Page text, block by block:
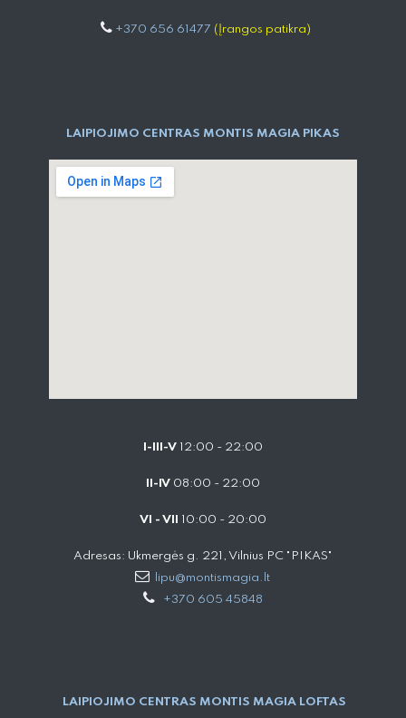
+370 656 61477 (Įrangos patikra)
LAIPIOJIMO CENTRAS MONTIS MAGIA PIKAS
I-III-V 12:00 - 22:00
II-IV 08:00 - 22:00
VI - VII 10:00 - 20:00
Adresas: Ukmergės g. 221, Vilnius PC "PIKAS"
lipu@montismagia.lt
+370 605 45848
LAIPIOJIMO CENTRAS MONTIS MAGIA LOFTAS